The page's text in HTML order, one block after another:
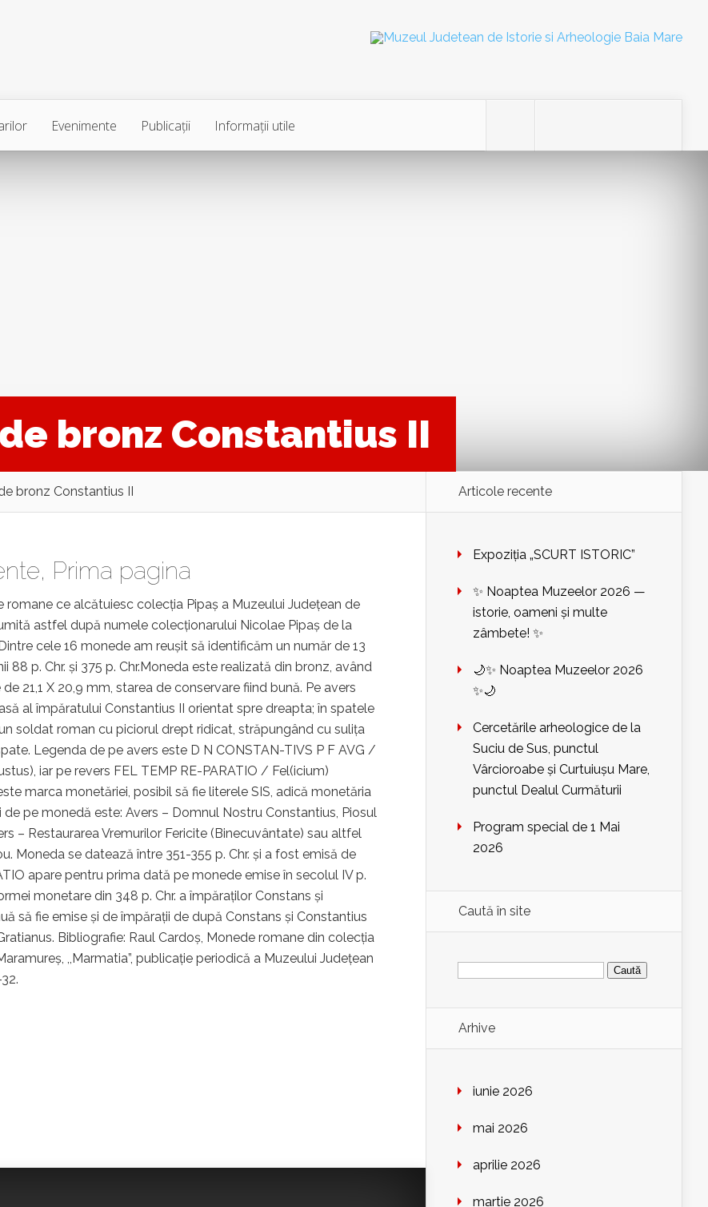
Evenimente Publicaţii Informaţii utile
bronz Constantius II
bronz Constantius II
, Prima pagina
ce alcătuiesc colecția Pipaş a Muzeului Judeţean de
astfel după numele colecţionarului Nicolae Pipaş de la
cele 16 monede am reuşit să identificăm un număr de 13
p. Chr. şi 375 p. Chr.Moneda este realizată din bronz, având
21,1 X 20,9 mm, starea de conservare fiind bună. Pe avers
al împăratului Constantius II orientat spre dreapta; în spatele
soldat roman cu piciorul drept ridicat, străpungând cu suliţa
Legenda de pe avers este D N CONSTAN-TIVS P F AVG /
iar pe revers FEL TEMP RE-PARATIO / Fel(icium)
marca monetăriei, posibil să fie literele SIS, adică monetăria
de pe monedă este: Avers – Domnul Nostru Constantius, Piosul
– Restaurarea Vremurilor Fericite (Binecuvântate) sau altfel
Moneda se datează între 351-355 p. Chr. și a fost emisă de
apare pentru prima dată pe monede emise în secolul IV p.
monetare din 348 p. Chr. a împăraților Constans și
să fie emise și de împărații de după Constans și Constantius
Bibliografie: Raul Cardoş, Monede romane din colecția
,,Marmatia”, publicație periodică a Muzeului Județean
Articole recente
Expoziția „SCURT ISTORIC”
✨ Noaptea Muzeelor 2026 —
istorie, oameni și multe
zâmbete! ✨
🌙✨ Noaptea Muzeelor 2026
✨🌙
Cercetările arheologice de la
Suciu de Sus, punctul
Vârcioroabe și Curtuiușu Mare,
punctul Dealul Curmăturii
Program special de 1 Mai
2026
Caută în site
Caută
după:
Arhive
iunie 2026
mai 2026
aprilie 2026
martie 2026